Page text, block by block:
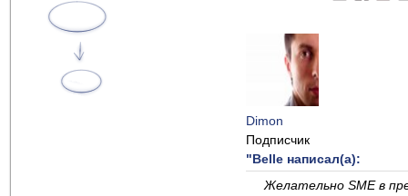
Dimon
Подписчик
"Belle написал(а):
Желательно SME в